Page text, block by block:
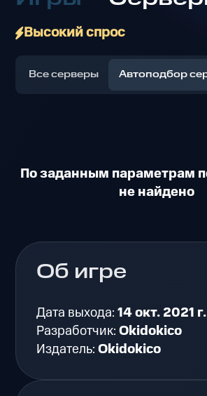
Высокий спрос
Все серверы Автоподбор
По заданным параметрам
не найдено
Об игре
Дата выхода:14 окт. 2021 г.
Разработчик:Okidokico
Издатель:Okidokico